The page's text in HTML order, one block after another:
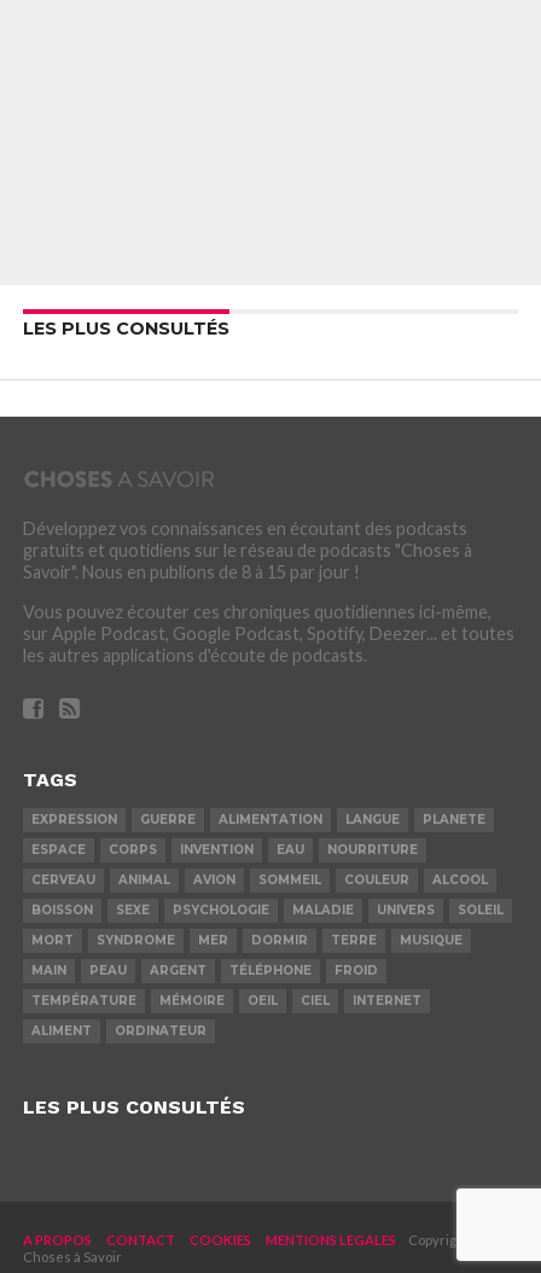
LES PLUS CONSULTÉS
Développez vos connaissances en écoutant des podcasts
gratuits et quotidiens sur le réseau de podcasts "Choses à
Savoir". Nous en publions de 8 à 15 par jour !
Vous pouvez écouter ces chroniques quotidiennes ici-même,
sur Apple Podcast, Google Podcast, Spotify, Deezer... et toutes
les autres applications d'écoute de podcasts.
TAGS
EXPRESSION GUERRE ALIMENTATION LANGUE
PLANETE
ESPACE
CORPS INVENTION EAU
NOURRITURE
CERVEAU
ANIMAL AVION SOMMEIL COULEUR
ALCOOL
BOISSON
SEXE PSYCHOLOGIE MALADIE UNIVERS
SOLEIL
MORT
SYNDROME MER DORMIR TERRE
MUSIQUE
MAIN
PEAU ARGENT TÉLÉPHONE
FROID
TEMPÉRATURE
MÉMOIRE OEIL CIEL
INTERNET
ALIMENT
ORDINATEUR
LES PLUS CONSULTÉS
A PROPOS CONTACT COOKIES MENTIONS LEGALES Copyright © 2019
Choses à Savoir